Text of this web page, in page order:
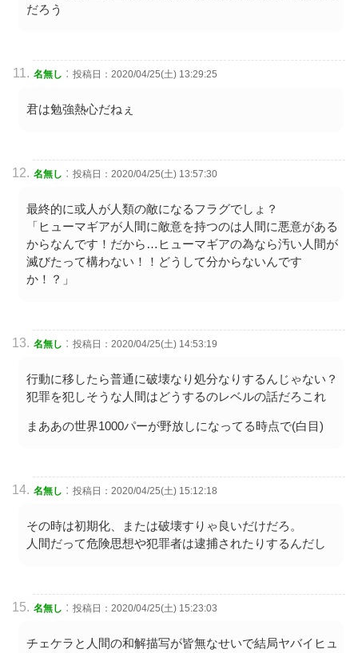
だろう
名無し : 投稿日：2020/04/25(土) 13:29:25
君は勉強熱心だねぇ
名無し : 投稿日：2020/04/25(土) 13:57:30
最終的に或人が人類の敵になるフラグでしょ？
「ヒューマギアが人間に敵意を持つのは人間に悪意がある
からなんです！だから…ヒューマギアの為なら汚い人間が
滅びたって構わない！！どうして分からないんです
か！？」
名無し : 投稿日：2020/04/25(土) 14:53:19
行動に移したら普通に破壊なり処分なりするんじゃない？
犯罪を犯しそうな人間はどうするのレベルの話だろこれ
まああの世界1000パーが野放しになってる時点で(白目)
名無し : 投稿日：2020/04/25(土) 15:12:18
その時は初期化、または破壊すりゃ良いだけだろ。
人間だって危険思想や犯罪者は逮捕されたりするんだし
名無し : 投稿日：2020/04/25(土) 15:23:03
チェケラと人間の和解描写が皆無なせいで結局ヤバイヒュ